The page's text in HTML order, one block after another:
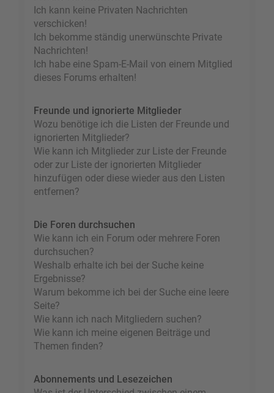
Ich kann keine Privaten Nachrichten
verschicken!
Ich bekomme ständig unerwünschte Private
Nachrichten!
Ich habe eine Spam-E-Mail von einem Mitglied
dieses Forums erhalten!
Freunde und ignorierte Mitglieder
Wozu benötige ich die Listen der Freunde und
ignorierten Mitglieder?
Wie kann ich Mitglieder zur Liste der Freunde
oder zur Liste der ignorierten Mitglieder
hinzufügen oder diese wieder aus den Listen
entfernen?
Die Foren durchsuchen
Wie kann ich ein Forum oder mehrere Foren
durchsuchen?
Weshalb erhalte ich bei der Suche keine
Ergebnisse?
Warum bekomme ich bei der Suche eine leere
Seite?
Wie kann ich nach Mitgliedern suchen?
Wie kann ich meine eigenen Beiträge und
Themen finden?
Abonnements und Lesezeichen